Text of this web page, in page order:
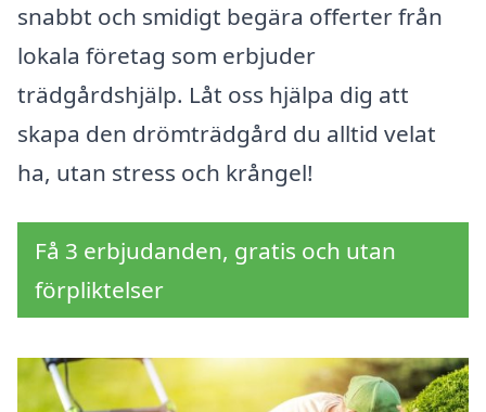
snabbt och smidigt begära offerter från
lokala företag som erbjuder
trädgårdshjälp. Låt oss hjälpa dig att
skapa den drömträdgård du alltid velat
ha, utan stress och krångel!
Få 3 erbjudanden, gratis och utan
förpliktelser